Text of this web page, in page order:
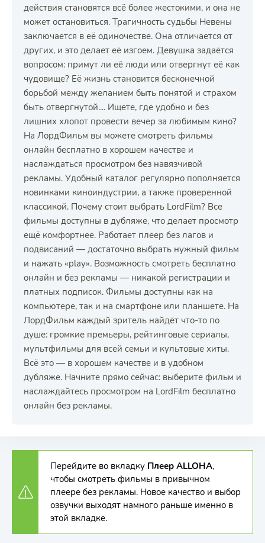
действия становятся всё более жестокими, и она не
может остановиться. Трагичность судьбы Невены
заключается в её одиночестве. Она отличается от
других, и это делает её изгоем. Девушка задаётся
вопросом: примут ли её люди или отвергнут её как
чудовище? Её жизнь становится бесконечной
борьбой между желанием быть понятой и страхом
быть отвергнутой.... Ищете, где удобно и без
лишних хлопот провести вечер за любимым кино?
На ЛордФильм вы можете смотреть фильмы
онлайн бесплатно в хорошем качестве и
наслаждаться просмотром без навязчивой
рекламы. Удобный каталог регулярно пополняется
новинками киноиндустрии, а также проверенной
классикой. Почему стоит выбрать LordFilm? Все
фильмы доступны в дубляже, что делает просмотр
ещё комфортнее. Работает плеер без лагов и
подвисаний — достаточно выбрать нужный фильм
и нажать «play». Возможность смотреть бесплатно
онлайн и без рекламы — никакой регистрации и
платных подписок. Фильмы доступны как на
компьютере, так и на смартфоне или планшете. На
ЛордФильм каждый зритель найдёт что-то по
душе: громкие премьеры, рейтинговые сериалы,
мультфильмы для всей семьи и культовые хиты.
Всё это — в хорошем качестве и в удобном
дубляже. Начните прямо сейчас: выберите фильм и
наслаждайтесь просмотром на LordFilm бесплатно
онлайн без рекламы.
Перейдите во вкладку Плеер ALLOHA,
чтобы смотреть фильмы в привычном
плеере без рекламы. Новое качество и выбор
озвучки выходят намного раньше именно в
этой вкладке.